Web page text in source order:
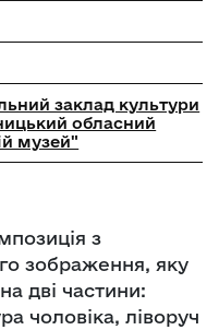
заклад культури
обласний
музей"
з
зображення, яку
дві частини:
чоловіка, ліворуч